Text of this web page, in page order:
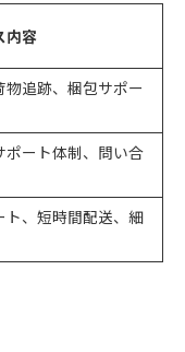
内容
物追跡、梱包サポー
ポート体制、問い合
ト、短時間配送、細